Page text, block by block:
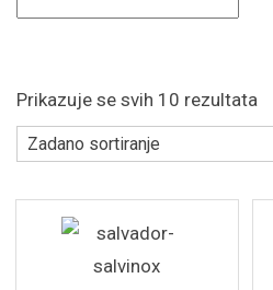
Prikazuje se svih 10 rezultata